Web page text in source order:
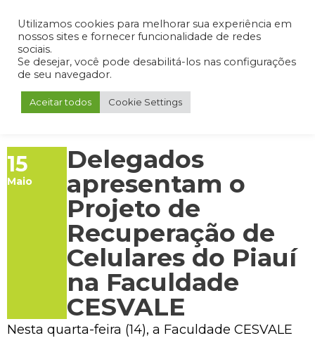
Admin Portal do Aluno Portal do Professor Portal do Coordenador
15
Maio
Delegados
apresentam o
Projeto de
Recuperação de
Celulares do Piauí
na Faculdade
CESVALE
Nesta quarta-feira (14), a Faculdade CESVALE
Utilizamos cookies para melhorar sua experiência em
nossos sites e fornecer funcionalidade de redes
sociais.
Se desejar, você pode desabilitá-los nas configurações
de seu navegador.
Aceitar todos Cookie Settings